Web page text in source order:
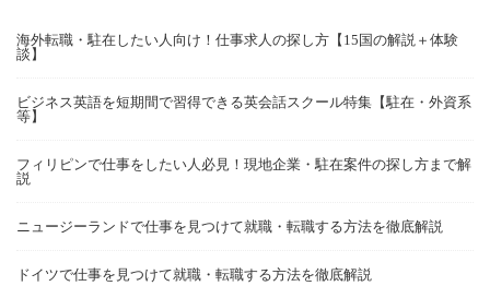
海外転職・駐在したい人向け！仕事求人の探し方【15国の解説＋体験
談】
ビジネス英語を短期間で習得できる英会話スクール特集【駐在・外資系
等】
フィリピンで仕事をしたい人必見！現地企業・駐在案件の探し方まで解
説
ニュージーランドで仕事を見つけて就職・転職する方法を徹底解説
ドイツで仕事を見つけて就職・転職する方法を徹底解説